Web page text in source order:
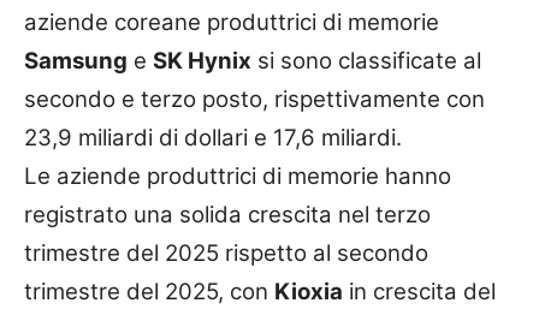
aziende coreane produttrici di memorie
Samsung e SK Hynix si sono classificate al
secondo e terzo posto, rispettivamente con
23,9 miliardi di dollari e 17,6 miliardi.
Le aziende produttrici di memorie hanno
registrato una solida crescita nel terzo
trimestre del 2025 rispetto al secondo
trimestre del 2025, con Kioxia in crescita del